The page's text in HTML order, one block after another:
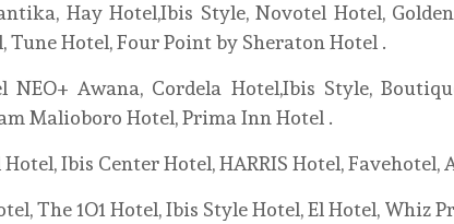
Hay Hotel,Ibis Style, Novotel Hotel,
Tune Hotel, Four Point by Sheraton Hotel .
NEO+ Awana, Cordela Hotel,Ibis Style,
Malioboro Hotel, Prima Inn Hotel .
Ibis Center Hotel, HARRIS Hotel, Favehotel,
The 1O1 Hotel, Ibis Style Hotel, El Hotel, Whiz